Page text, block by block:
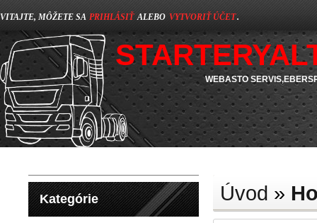
VITAJTE, MÔŽETE SA PRIHLÁSIŤ ALEBO VYTVORIŤ ÚČET.
WEBASTO
Kategórie Úvod »